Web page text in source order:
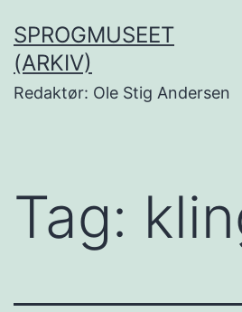
til
indhold
SPROGMUSEET
(ARKIV)
Redaktør: Ole Stig Andersen
Tag: